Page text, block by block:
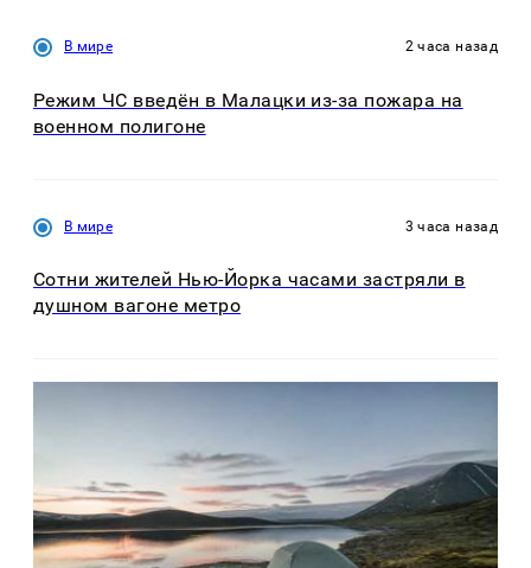
В мире 2 часа назад
Режим ЧС введён в Малацки из-за пожара на
военном полигоне
В мире 3 часа назад
Сотни жителей Нью-Йорка часами застряли в
душном вагоне метро